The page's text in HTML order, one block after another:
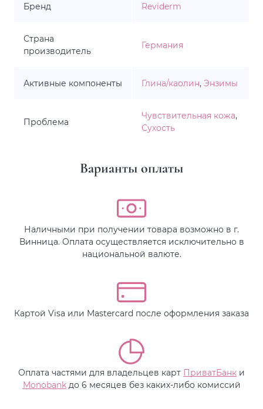
Бренд Reviderm
Страна
производитель
Германия
Активные компоненты Глина/каолин, Энзимы
Проблема
Чувствительная кожа,
Сухость
Варианты оплаты
Наличными при получении товара возможно в г.
Винница. Оплата осуществляется исключительно в
национальной валюте.
Картой Visa или Mastercard после оформления заказа
Оплата частями для владельцев карт ПриватБанк и
Monobankдо 6 месяцев без каких-либо комиссий